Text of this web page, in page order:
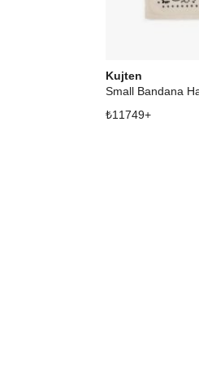
Kujten
Small Bandana
₺11749+